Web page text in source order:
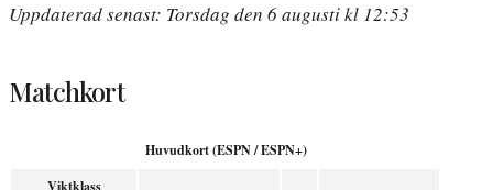
Uppdaterad senast: Torsdag den 6 augusti kl 12:53
Matchkort
Huvudkort (ESPN / ESPN+)
Viktklass